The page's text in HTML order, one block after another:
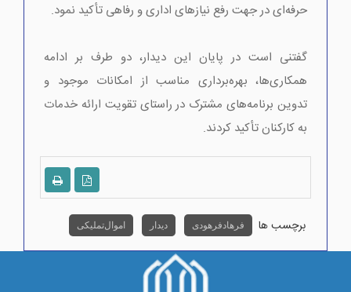
حرفه‌ای در جهت رفع نیازهای اداری و رفاهی تأکید نمود.
گفتنی است در پایان این دیدار، دو طرف بر ادامه
همکاری‌ها، بهره‌برداری مناسب از امکانات موجود و
تدوین برنامه‌های مشترک در راستای تقویت ارائه خدمات
به کارکنان تأکید کردند.
برچسب ها فرهاد فرهودی دیدار اموال تملیکی